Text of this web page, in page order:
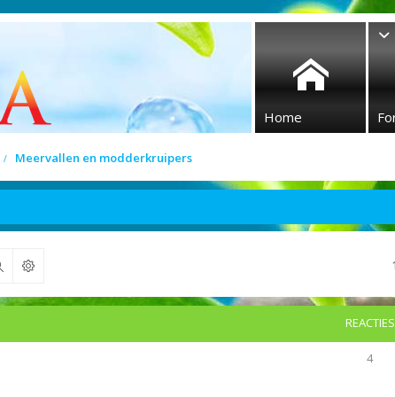
Home
Meervallen en modderkruipers
Zoek
REACTIES
4